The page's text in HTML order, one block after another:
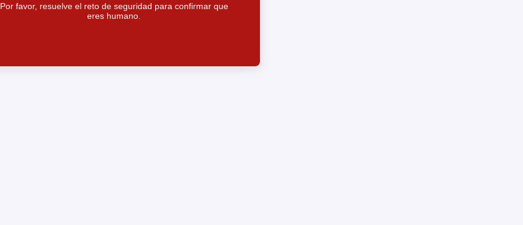
Por favor, resuelve el reto de seguridad para confirmar que
eres humano.